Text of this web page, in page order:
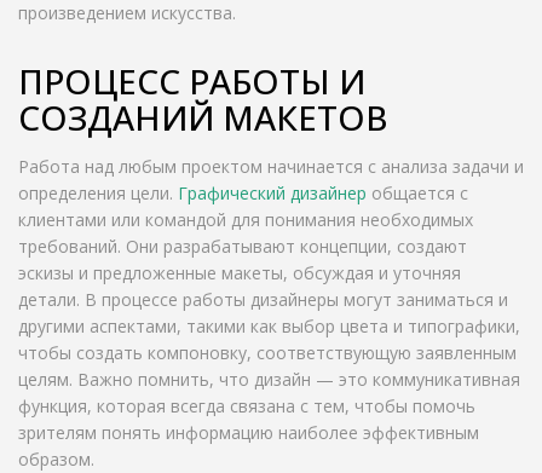
произведением искусства.
ПРОЦЕСС РАБОТЫ И
СОЗДАНИЙ МАКЕТОВ
Работа над любым проектом начинается с анализа задачи и
определения цели. Графический дизайнер общается с
клиентами или командой для понимания необходимых
требований. Они разрабатывают концепции, создают
эскизы и предложенные макеты, обсуждая и уточняя
детали. В процессе работы дизайнеры могут заниматься и
другими аспектами, такими как выбор цвета и типографики,
чтобы создать компоновку, соответствующую заявленным
целям. Важно помнить, что дизайн — это коммуникативная
функция, которая всегда связана с тем, чтобы помочь
зрителям понять информацию наиболее эффективным
образом.